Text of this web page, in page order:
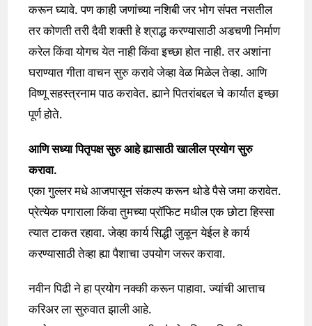
करून घ्यावे. पण काही जणांच्या नशिबी जर भोग संपत नसतील
तर कोणती तरी दैवी शक्ती हे श्राद्ध करण्यासाठी अडचणी निर्माण
करेल किंवा योगच येत नाही किंवा इच्छा होत नाही. तर अशांना
घराण्यात गीता वाचन सुरु करावे जेव्हा वेळ मिळेल तेव्हा. आणि
विष्णू सहस्त्रनाम पाठ करावेत. ह्याने पितरांबद्दल चे कार्यात इच्छा
पूर्ण होते.
आणि सध्या पितृपक्ष सुरु आहे ह्यासाठी खालील प्रयोग सुरु
करावा.
एका गुल्लर मधे आजपासून संकल्प करून थोडे पैसे जमा करावेत.
प्रेत्येक पगाराला किंवा तुमच्या प्रॉफिट मधील एक छोटा हिस्सा
त्यात टाकत रहावा. जेव्हा कार्य सिद्धी जुळून येईल हे कार्य
करण्यासाठी तेव्हा ह्या पैशाचा उपयोग जरूर करावा.
नवीन पिढी ने हा प्रयोग नक्की करून पाहावा. ज्यांची आत्ताच
करिअर ला सुरुवात झाली आहे.